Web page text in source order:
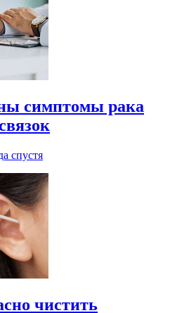
симптомы рака
спустя
чистить